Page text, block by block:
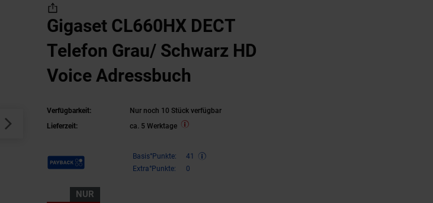
Gigaset CL660HX DECT
Telefon Grau/ Schwarz HD
Voice Adressbuch
Verfügbarkeit:
Nur noch 10 Stück verfügbar
Lieferzeit:
ca. 5 Werktage
Payback Punkte Basis°Punkte:
41
Extra°Punkte:
0
NUR